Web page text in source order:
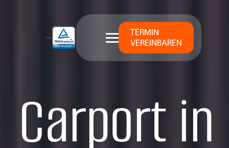
TERMIN
VEREINBAREN
Carport